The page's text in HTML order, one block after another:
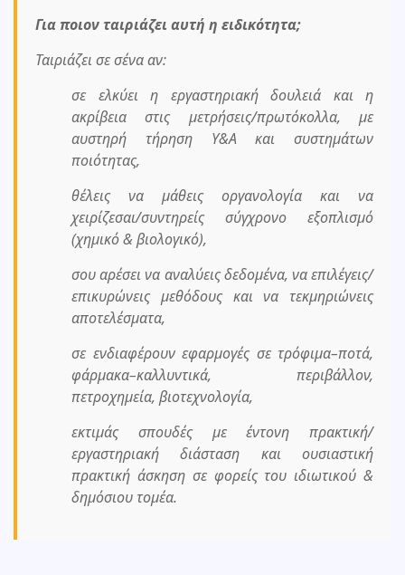
Για ποιον ταιριάζει αυτή η ειδικότητα;
Ταιριάζει σε σένα αν:
σε ελκύει η εργαστηριακή δουλειά και η
ακρίβεια στις μετρήσεις/πρωτόκολλα, με
αυστηρή τήρηση Υ&Α και συστημάτων
ποιότητας,
θέλεις να μάθεις οργανολογία και να
χειρίζεσαι/συντηρείς σύγχρονο εξοπλισμό
(χημικό & βιολογικό),
σου αρέσει να αναλύεις δεδομένα, να επιλέγεις/
επικυρώνεις μεθόδους και να τεκμηριώνεις
αποτελέσματα,
σε ενδιαφέρουν εφαρμογές σε τρόφιμα–ποτά,
φάρμακα–καλλυντικά, περιβάλλον,
πετροχημεία, βιοτεχνολογία,
εκτιμάς σπουδές με έντονη πρακτική/
εργαστηριακή διάσταση και ουσιαστική
πρακτική άσκηση σε φορείς του ιδιωτικού &
δημόσιου τομέα.